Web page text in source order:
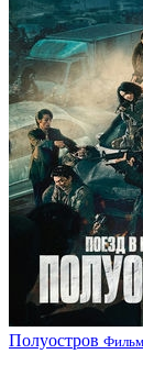
Полуостров